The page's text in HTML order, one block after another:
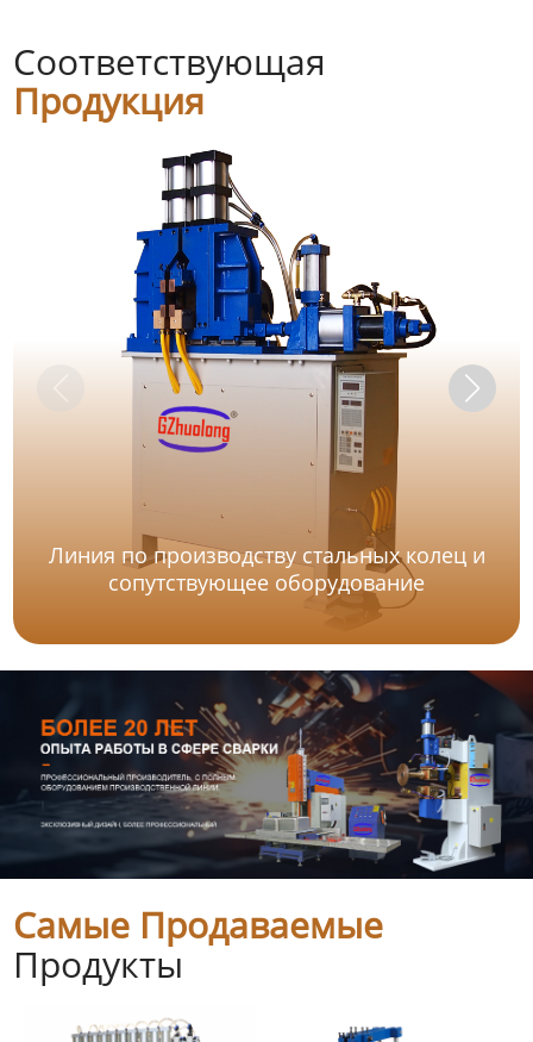
Соответствующая
Продукция
Линия по производству стальных колец и
сопутствующее оборудование
Самые Продаваемые
Продукты